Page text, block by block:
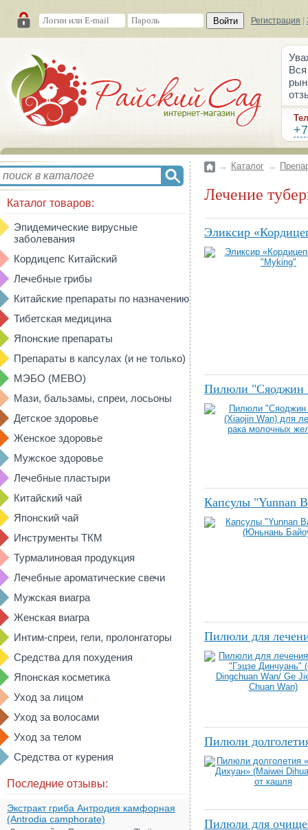
Войти Регистрация
Каталог товаров:
Эпидемические вирусные
заболевания
Кордицепс Китайский
Лечебные грибы
Китайские препараты по назначению
Тибетская медицина
Японские препараты
Препараты в капсулах (и не только)
МЭБО (MEBO)
Мази, бальзамы, спреи, лосьоны
Детское здоровье
Женское здоровье
Мужское здоровье
Лечебные пластыри
Китайский чай
Японский чай
Инструменты ТКМ
Турмалиновая продукция
Лечебные ароматические свечи
Мужская виагра
Женская виагра
Интим-спреи, гели, пролонгаторы
Средства для похудения
Японская косметика
Уход за лицом
Уход за волосами
Уход за телом
Средства от курения
Последние отзывы:
Экстракт гриба Антродия камфорная
(Antrodia camphorate)
→ Каталог →
Лечение
Эликсир
Пилюли "Сяоджин
Капсулы "Yunnan
Пилюли для
Пилюли
Пилюли для